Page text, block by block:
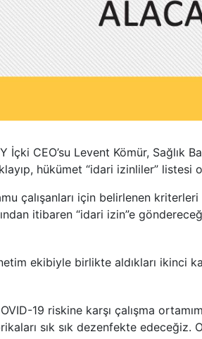
İçki CEO’su Levent Kömür, Sağlık
hükümet “idari izinliler”
çalışanları için belirlenen
itibaren “idari izin”e
ekibiyle birlikte aldıkları ikinci
19 riskine karşı çalışma
sık sık dezenfekte edeceğiz.